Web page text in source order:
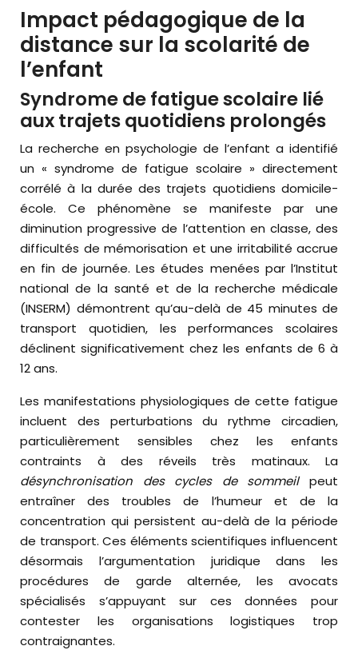
Impact pédagogique de la
distance sur la scolarité de
l’enfant
Syndrome de fatigue scolaire lié
aux trajets quotidiens prolongés
La recherche en psychologie de l’enfant a identifié
un « syndrome de fatigue scolaire » directement
corrélé à la durée des trajets quotidiens domicile-
école. Ce phénomène se manifeste par une
diminution progressive de l’attention en classe, des
difficultés de mémorisation et une irritabilité accrue
en fin de journée. Les études menées par l’Institut
national de la santé et de la recherche médicale
(INSERM) démontrent qu’au-delà de 45 minutes de
transport quotidien, les performances scolaires
déclinent significativement chez les enfants de 6 à
12 ans.
Les manifestations physiologiques de cette fatigue
incluent des perturbations du rythme circadien,
particulièrement sensibles chez les enfants
contraints à des réveils très matinaux. La
désynchronisation des cycles de sommeil peut
entraîner des troubles de l’humeur et de la
concentration qui persistent au-delà de la période
de transport. Ces éléments scientifiques influencent
désormais l’argumentation juridique dans les
procédures de garde alternée, les avocats
spécialisés s’appuyant sur ces données pour
contester les organisations logistiques trop
contraignantes.